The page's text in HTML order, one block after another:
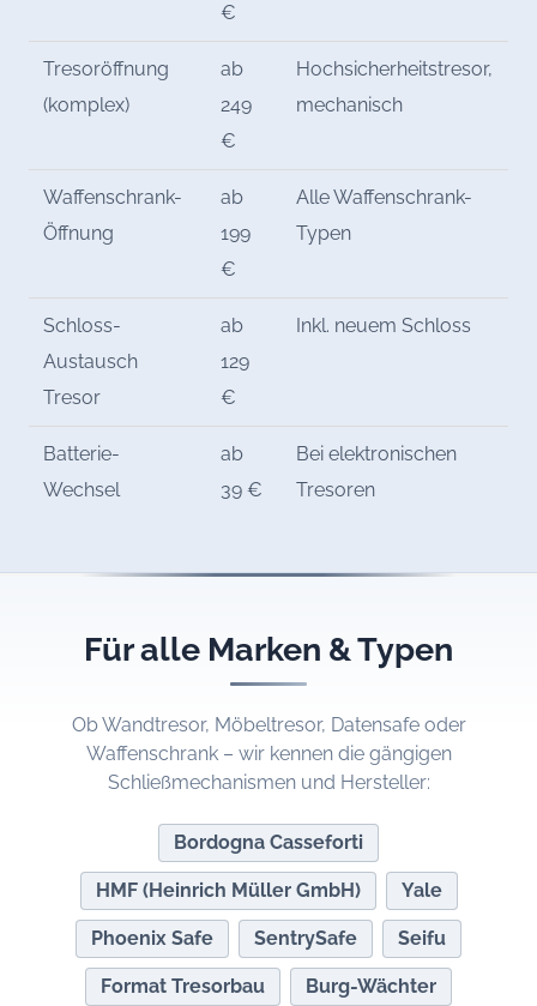
€
Tresoröffnung
(komplex)
ab
249
€
Hochsicherheitstresor,
mechanisch
Waffenschrank-
Öffnung
ab
199
€
Alle Waffenschrank-
Typen
Schloss-
Austausch
Tresor
ab
129
€
Inkl. neuem Schloss
Batterie-
Wechsel
ab
39 €
Bei elektronischen
Tresoren
Für alle Marken & Typen
Ob Wandtresor, Möbeltresor, Datensafe oder
Waffenschrank – wir kennen die gängigen
Schließmechanismen und Hersteller:
Bordogna Casseforti
HMF (Heinrich Müller GmbH) Yale
Phoenix Safe SentrySafe Seifu
Format Tresorbau Burg-Wächter